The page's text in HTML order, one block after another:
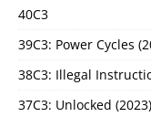
40C3
39C3: Power Cycles
38C3: Illegal
37C3: Unlocked (2023)